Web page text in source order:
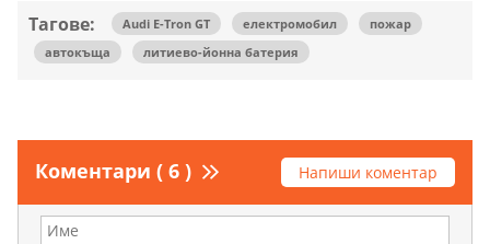
Тагове: Audi E-Tron GT електромобил
пожар
автокъща
литиево-йонна батерия
Коментари ( 6 ) Напиши коментар